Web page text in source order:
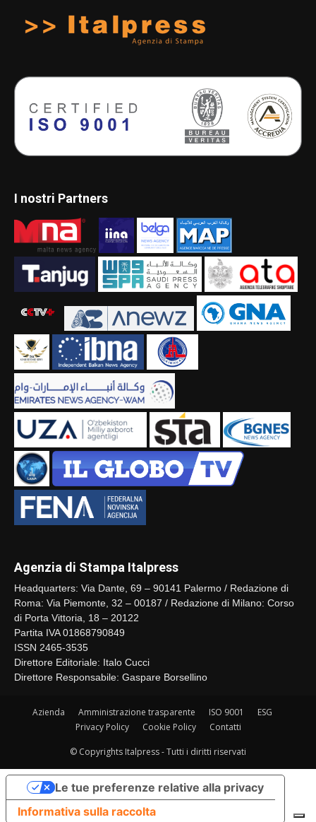
I nostri Partners
Agenzia di Stampa Italpress
Headquarters: Via Dante, 69 – 90141 Palermo / Redazione di
Roma: Via Piemonte, 32 – 00187 / Redazione di Milano: Corso
di Porta Vittoria, 18 – 20122
Partita IVA 01868790849
ISSN 2465-3535
Direttore Editoriale: Italo Cucci
Direttore Responsabile: Gaspare Borsellino
Azienda Amministrazione trasparente ISO 9001
ESG
Privacy Policy
Cookie Policy Contatti
© Copyrights Italpress - Tutti i diritti riservati
Informativa sulla raccolta
Le tue preferenze relative alla privacy